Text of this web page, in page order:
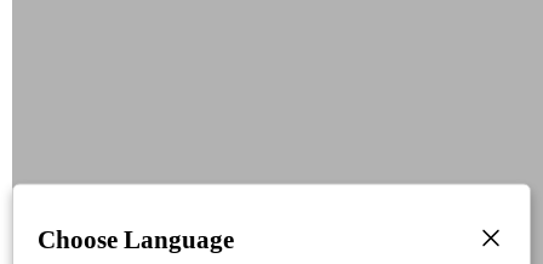
Choose Language